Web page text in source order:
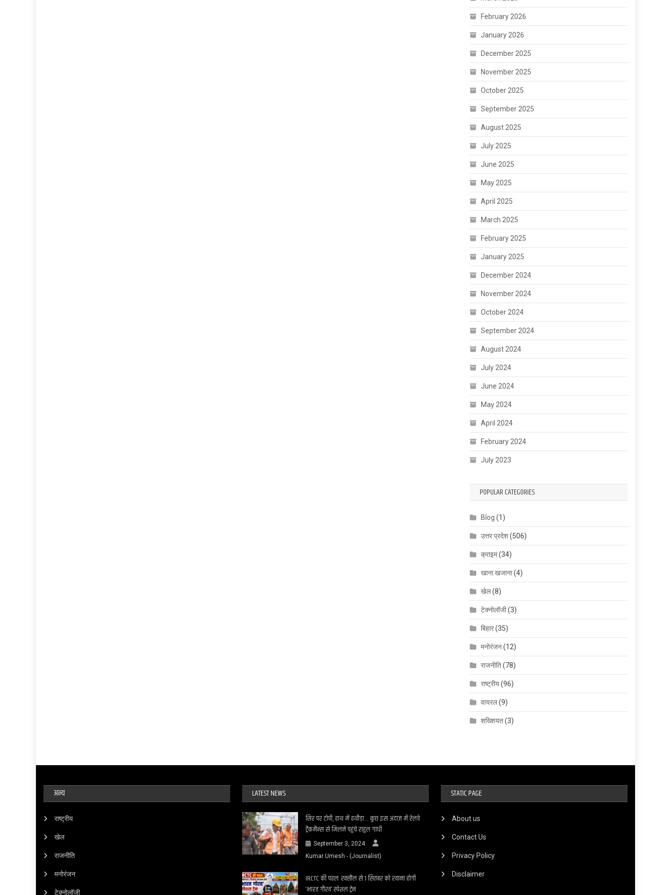
February 2026
January 2026
December 2025
November 2025
October 2025
September 2025
August 2025
July 2025
June 2025
May 2025
April 2025
March 2025
February 2025
January 2025
December 2024
November 2024
October 2024
September 2024
August 2024
July 2024
June 2024
May 2024
April 2024
February 2024
July 2023
POPULAR CATEGORIES
Blog (1)
उत्तर प्रदेश(506)
क्राइम(34)
खाना खजाना(4)
खेल(8)
टेक्नोलॉजी(3)
बिहार(35)
मनोरंजन(12)
राजनीति(78)
राष्ट्रीय(96)
वायरल(9)
शख्शियत(3)
अन्य
राष्ट्रीय
खेल
राजनीति
मनोरंजन
टेक्नोलॉजी
LATEST NEWS
सिर पर टोपी, हाथ में हथौड़ा… कुछ इस अंदाज में रेलवे
ट्रैकमैन्स से मिलने पहुंचे राहुल गांधी
September 3, 2024
Kumar Umesh - (Journalist)
IRCTC की पहल: रक्सौल से 1 सितंबर को रवाना होगी
‘भारत गौरव’ स्पेशल ट्रेन
STATIC PAGE
About us
Contact Us
Privacy Policy
Disclaimer